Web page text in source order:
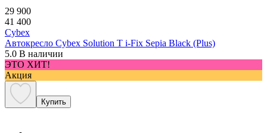
29 900
41 400
Cybex
Автокресло Cybex Solution T i-Fix Sepia Black (Plus)
5.0 В наличии
ЭТО ХИТ!
Акция
Купить